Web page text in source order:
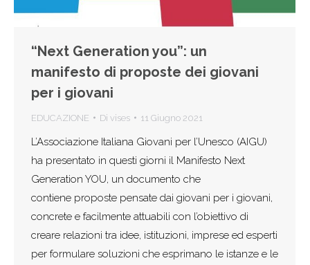
“Next Generation you”: un
manifesto di proposte dei giovani
per i giovani
EDUCAZIONE Di vises 11 Giugno 2021
L’Associazione Italiana Giovani per l’Unesco (AIGU)
ha presentato in questi giorni il Manifesto Next
Generation YOU, un documento che
contiene proposte pensate dai giovani per i giovani,
concrete e facilmente attuabili con l’obiettivo di
creare relazioni tra idee, istituzioni, imprese ed esperti
per formulare soluzioni che esprimano le istanze e le